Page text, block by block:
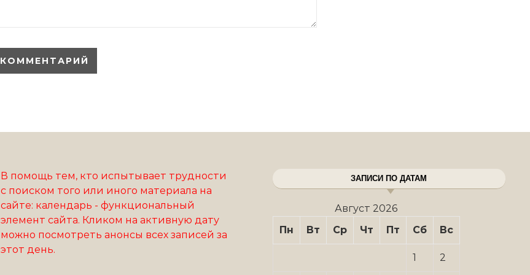
В помощь тем, кто испытывает трудности
с поиском того или иного материала на
сайте: календарь - функциональный
элемент сайта. Кликом на активную дату
можно посмотреть анонсы всех записей за
этот день.
ЗАПИСИ ПО ДАТАМ
Август 2026
Пн
Вт Ср Чт Пт Сб Вс
1 2